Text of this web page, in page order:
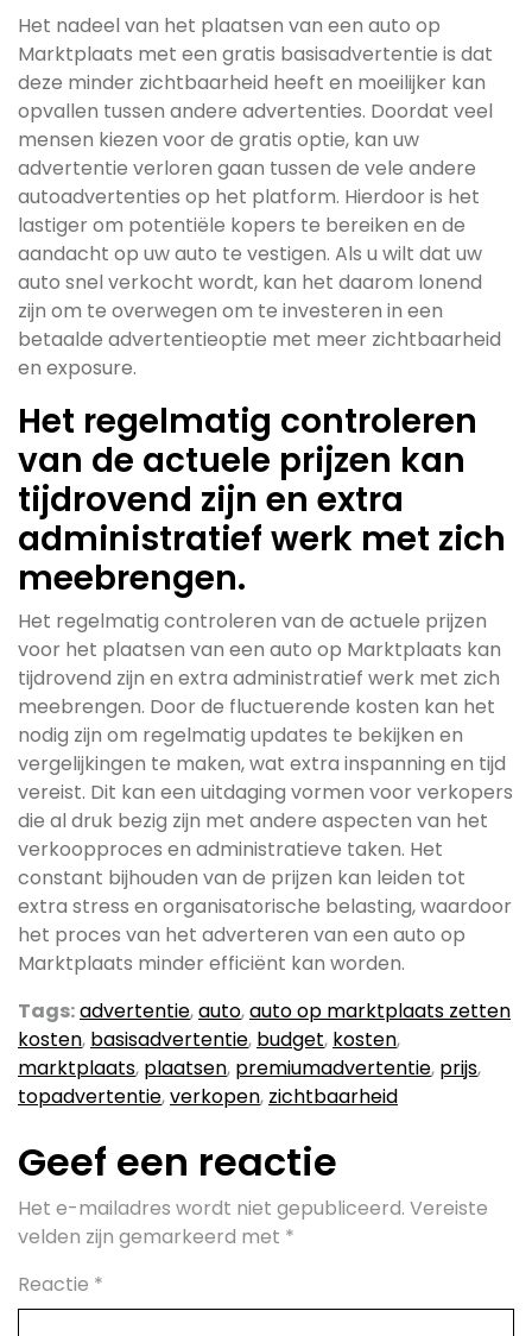
Het nadeel van het plaatsen van een auto op
Marktplaats met een gratis basisadvertentie is dat
deze minder zichtbaarheid heeft en moeilijker kan
opvallen tussen andere advertenties. Doordat veel
mensen kiezen voor de gratis optie, kan uw
advertentie verloren gaan tussen de vele andere
autoadvertenties op het platform. Hierdoor is het
lastiger om potentiële kopers te bereiken en de
aandacht op uw auto te vestigen. Als u wilt dat uw
auto snel verkocht wordt, kan het daarom lonend
zijn om te overwegen om te investeren in een
betaalde advertentieoptie met meer zichtbaarheid
en exposure.
Het regelmatig controleren
van de actuele prijzen kan
tijdrovend zijn en extra
administratief werk met zich
meebrengen.
Het regelmatig controleren van de actuele prijzen
voor het plaatsen van een auto op Marktplaats kan
tijdrovend zijn en extra administratief werk met zich
meebrengen. Door de fluctuerende kosten kan het
nodig zijn om regelmatig updates te bekijken en
vergelijkingen te maken, wat extra inspanning en tijd
vereist. Dit kan een uitdaging vormen voor verkopers
die al druk bezig zijn met andere aspecten van het
verkoopproces en administratieve taken. Het
constant bijhouden van de prijzen kan leiden tot
extra stress en organisatorische belasting, waardoor
het proces van het adverteren van een auto op
Marktplaats minder efficiënt kan worden.
Tags:advertentie,auto,auto op marktplaats zetten
kosten, basisadvertentie, budget, kosten,
marktplaats, plaatsen, premiumadvertentie, prijs,
topadvertentie,verkopen, zichtbaarheid
Geef een reactie
Het e-mailadres wordt niet gepubliceerd. Vereiste
velden zijn gemarkeerd met *
Reactie *